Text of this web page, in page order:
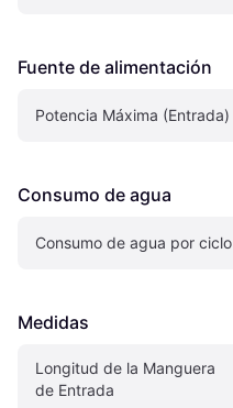
Fuente de alimentación
Potencia Máxima (Entrada)
Consumo de agua
Consumo de agua por ciclo
Medidas
Longitud de la Manguera
de Entrada